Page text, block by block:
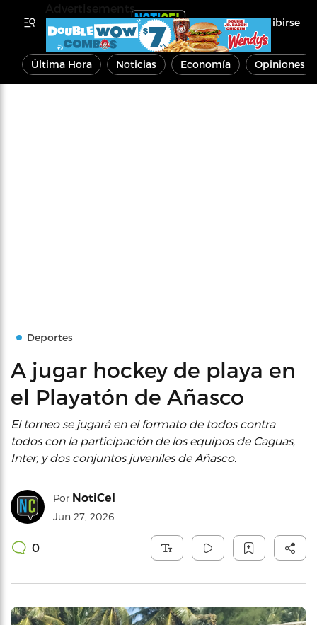
Inscribirse
Última Hora Noticias Economía Opiniones
Deportes
A jugar hockey de playa en
el Playatón de Añasco
El torneo se jugará en el formato de todos contra
todos con la participación de los equipos de Caguas,
Inter, y dos conjuntos juveniles de Añasco.
Por NotiCel
Jun 27, 2026
0
Advertisements